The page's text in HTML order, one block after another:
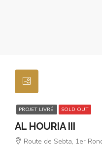
PROJET LIVRÉ SOLD OUT
AL HOURIA III
Route de Sebta, 1er Rond-